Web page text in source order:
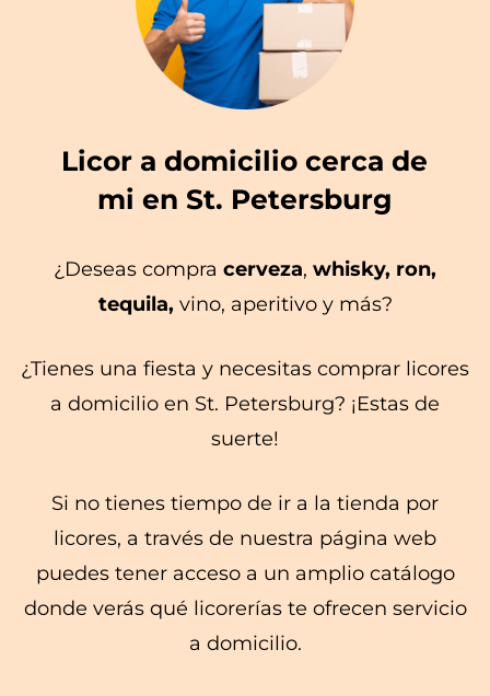
Licor a domicilio cerca de
mi en St. Petersburg
¿Deseas compra cerveza, whisky, ron,
tequila, vino, aperitivo y más?
¿Tienes una fiesta y necesitas comprar licores
a domicilio en St. Petersburg? ¡Estas de
suerte!
Si no tienes tiempo de ir a la tienda por
licores, a través de nuestra página web
puedes tener acceso a un amplio catálogo
donde verás qué licorerías te ofrecen servicio
a domicilio.